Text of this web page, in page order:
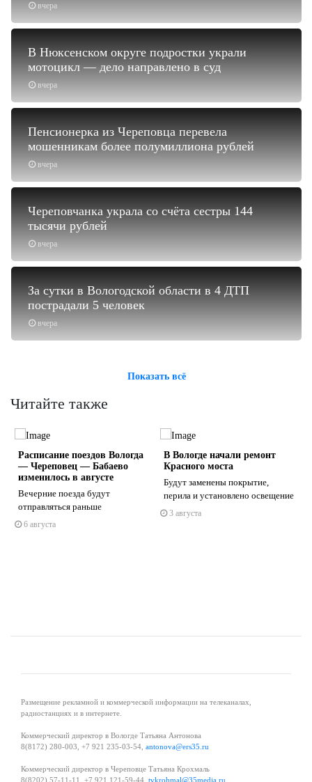
вчера
вчера
В Нюксенском округе подростки украли
мотоцикл — дело направлено в суд
вчера
Пенсионерка из Череповца перевела
мошенникам более полумиллиона рублей
вчера
Череповчанка украла со счёта сестры 144
тысячи рублей
вчера
За сутки в Вологодской области в 4 ДТП
пострадали 5 человек
Показать всё
Читайте также
Расписание поездов Вологда
— Череповец — Бабаево
изменилось в августе
Вечерние поезда будут
отправляться раньше
6 августа
В Вологде начали ремонт
Красного моста
Будут заменены покрытие,
перила и установлено освещение
3 августа
Размещение рекламной и коммерческой информации на телеканалах,
радиостанциях и в интернете.
Коммерческий директор в Вологде Татьяна Антонова
8(8172) 280-003, +7 921 235-03-54, antonova@ers35.ru
Коммерческий директор в Череповце Татьяна Крохмаль
8(8202) 57-11-11, +7 921 121-59-44, tvkrohmal@35media.ru